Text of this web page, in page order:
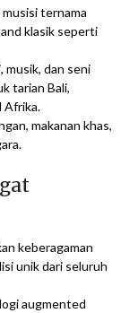
ternama
klasik seperti
musik, dan seni
tarian Bali,
Afrika.
makanan khas,
keberagaman
unik dari seluruh
augmented